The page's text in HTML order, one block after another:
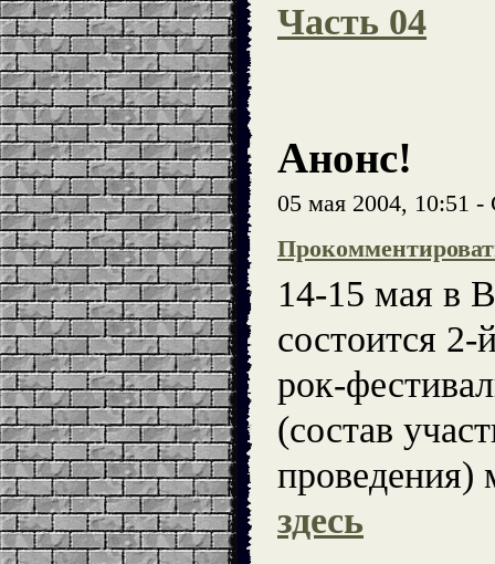
Часть 04
Анонс!
05 мая 2004, 10:51
14-15 мая в
состоится
рок-
(состав
проведения)
здесь